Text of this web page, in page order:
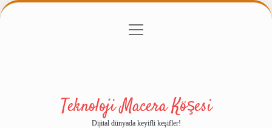
Gizlilik Politikası
menüyü
Teknoloji Macera Köşesi
Dijital dünyada keyifli keşifler!